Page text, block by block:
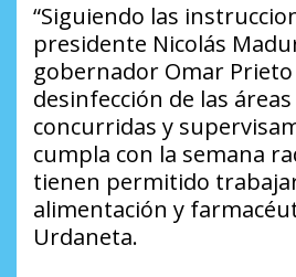
“Siguiendo las
presidente Nicolás
gobernador Omar
desinfección de las
concurridas y
cumpla con la semana
tienen permitido
alimentación y
Urdaneta.